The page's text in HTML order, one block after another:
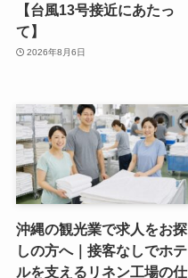
【台風13号接近にあたっ
て】
2026年8月6日
沖縄の観光業で求人をお探
しの方へ｜接客なしでホテ
ルを支えるリネン工場の仕